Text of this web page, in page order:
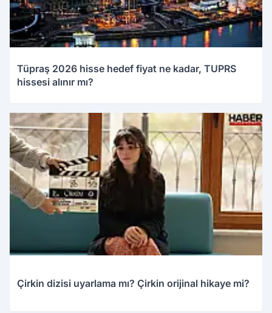
Tüpraş 2026 hisse hedef fiyat ne kadar, TUPRS
hissesi alınır mı?
Çirkin dizisi uyarlama mı? Çirkin orijinal hikaye mi?